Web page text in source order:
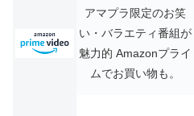
アマプラ限定のお笑
い・バラエティ番組が
魅力的 Amazonプライ
ムでお買い物も。